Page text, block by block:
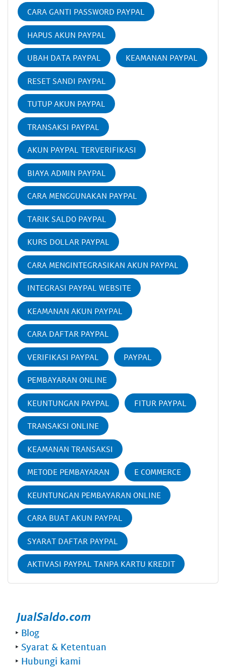
CARA GANTI PASSWORD PAYPAL
HAPUS AKUN PAYPAL
UBAH DATA PAYPAL KEAMANAN PAYPAL
RESET SANDI PAYPAL
TUTUP AKUN PAYPAL
TRANSAKSI PAYPAL
AKUN PAYPAL TERVERIFIKASI
BIAYA ADMIN PAYPAL
CARA MENGGUNAKAN PAYPAL
TARIK SALDO PAYPAL
KURS DOLLAR PAYPAL
CARA MENGINTEGRASIKAN AKUN PAYPAL
INTEGRASI PAYPAL WEBSITE
KEAMANAN AKUN PAYPAL
CARA DAFTAR PAYPAL
VERIFIKASI PAYPAL PAYPAL
PEMBAYARAN ONLINE
KEUNTUNGAN PAYPAL FITUR PAYPAL
TRANSAKSI ONLINE
KEAMANAN TRANSAKSI
METODE PEMBAYARAN E COMMERCE
KEUNTUNGAN PEMBAYARAN ONLINE
CARA BUAT AKUN PAYPAL
SYARAT DAFTAR PAYPAL
AKTIVASI PAYPAL TANPA KARTU KREDIT
‣ Blog
‣ Syarat & Ketentuan
‣ Hubungi kami